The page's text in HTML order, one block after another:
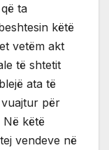
ta
këtë
vetëm akt
të shtetit
ata të
për
këtë
vendeve në